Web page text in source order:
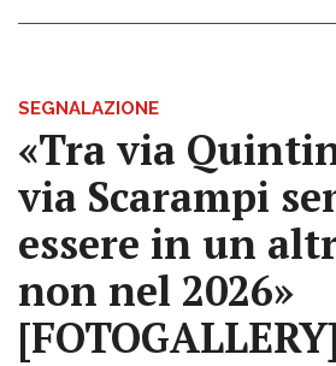
SEGNALAZIONE
«Tra via
via Scarampi
essere in un
non nel 2026»
[FOTOGALLERY]